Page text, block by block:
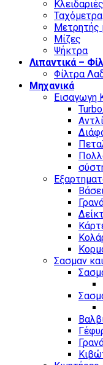
Κλειδαριές
Ταχόμετρα
Μετρητής
Μίζες
Ψήκτρα
Λιπαντικά –
Φίλτρα
Μηχανικά
Εισαγωγη
Σασμαν